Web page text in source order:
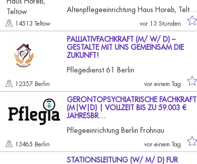
14513 Teltow vor 13 Stunden
PALLIATIVFACHKRAFT (M/ W/ D) –
GESTALTE MIT UNS GEMEINSAM DIE
ZUKUNFT!
Pflegedienst 61 Berlin
12357 Berlin vor einem Tag
GERONTOPSYCHIATRISCHE FACHKRAFT
(M|W|D) | VOLLZEIT BIS ZU 59.003 €
JAHRESBR…
Pflegeeinrichtung Berlin Frohnau
13465 Berlin vor einem Tag
STATIONSLEITUNG (W/ M/ D) FÜR